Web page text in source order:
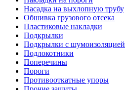
Насадка на выхлопную трубу
Обшивка грузового отсека
Пластиковые накладки
Подкрылки
Подкрылки с шумоизоляцией
Подлокотники
Поперечины
Пороги
Противооткатные упоры